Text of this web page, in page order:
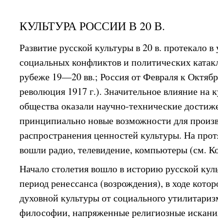
КУЛЬТУРА РОССИИ В 20 В.
Развитие русской культуры в 20 в. протекало
социальных конфликтов и политических
рубеже 19—20 вв.; Россия от Февраля к
революция 1917 г.). Значительное влияние на
общества оказали научно-технические
принципиально новые возможности для
распространения ценностей культуры. На
вошли радио, телевидение, компьютеры (см.
Начало столетия вошло в историю русской
период ренессанса (возрождения), в ходе
духовной культуры от социального
философии, напряженные религиозные